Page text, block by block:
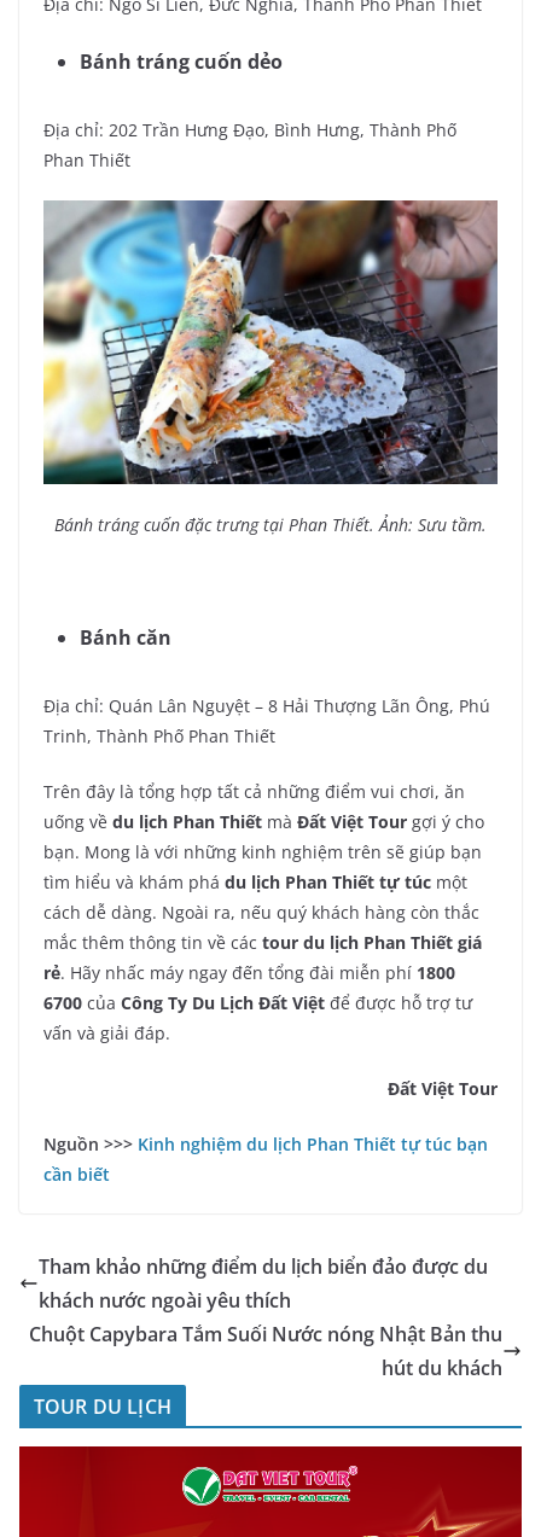
Bánh tráng cuốn dẻo
Địa chỉ: 202 Trần Hưng Đạo, Bình Hưng, Thành Phố
Phan Thiết
Bánh tráng cuốn đặc trưng tại Phan Thiết. Ảnh: Sưu tầm.
Bánh căn
Địa chỉ: Quán Lân Nguyệt – 8 Hải Thượng Lãn Ông, Phú
Trinh, Thành Phố Phan Thiết
Trên đây là tổng hợp tất cả những điểm vui chơi, ăn
uống về du lịch Phan Thiết mà Đất Việt Tour gợi ý cho
bạn. Mong là với những kinh nghiệm trên sẽ giúp bạn
tìm hiểu và khám phá du lịch Phan Thiết tự túc một
cách dễ dàng. Ngoài ra, nếu quý khách hàng còn thắc
mắc thêm thông tin về các tour du lịch Phan Thiết giá
rẻ. Hãy nhấc máy ngay đến tổng đài miễn phí 1800
6700 của Công Ty Du Lịch Đất Việt để được hỗ trợ tư
vấn và giải đáp.
Đất Việt Tour
Nguồn >>> Kinh nghiệm du lịch Phan Thiết tự túc bạn
cần biết
Tham khảo những điểm du lịch biển đảo được du
khách nước ngoài yêu thích
Chuột Capybara Tắm Suối Nước nóng Nhật Bản thu
hút du khách
TOUR DU LỊCH